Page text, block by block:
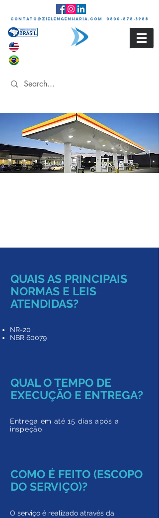
contato@zielengenharia.com 0800-878-3988
QUAIS AS PRINCIPAIS
NORMAS E LEIS
ATENDIDAS?
NR-20
NBR 60079
QUAL O TEMPO DE
EXECUÇÃO E ENTREGA?
Entrega em até 15 dias após a
inspeção.
COMO É FEITO (ESCOPO
DO SERVIÇO)?
O serviço é realizado através da